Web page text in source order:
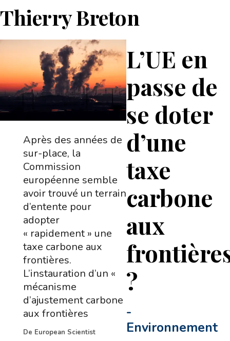
Thierry Breton
L’UE en
passe de
se doter
d’une
taxe
carbone
aux
?
-
Environnement
Après des années de
sur-place, la
Commission
européenne semble
avoir trouvé un terrain
d’entente pour
adopter
« rapidement » une
taxe carbone aux
frontières.
L’instauration d’un «
mécanisme
d’ajustement carbone
aux frontières
De European Scientist